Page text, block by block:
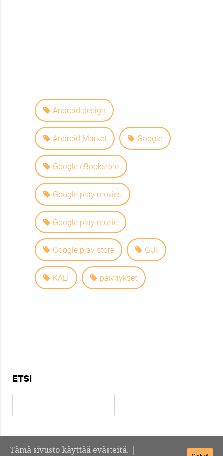
Android design
Android Market Google
Google eBookstore
Google play movies
Google play music
Google play store GUI
KÄLI päivitykset
ETSI
Tämä sivusto käyttää evästeitä. |